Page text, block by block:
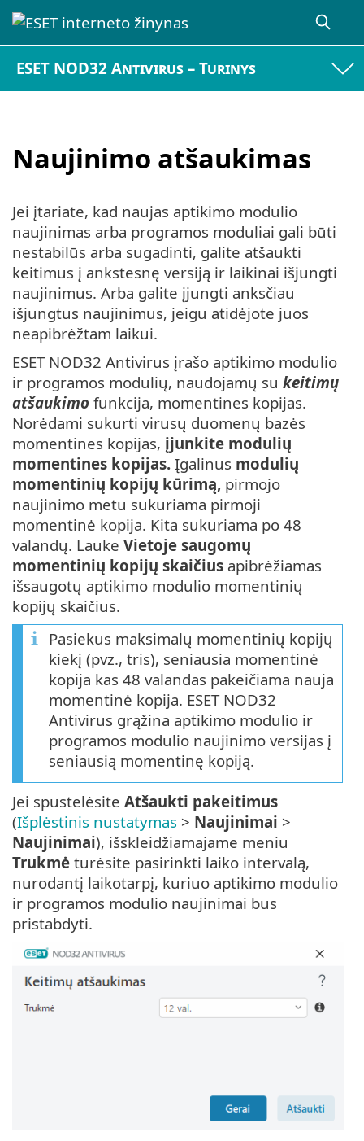
ESET NOD32 Antivirus – Turinys
Naujinimo atšaukimas
Jei įtariate, kad naujas aptikimo modulio
naujinimas arba programos moduliai gali būti
nestabilūs arba sugadinti, galite atšaukti
keitimus į ankstesnę versiją ir laikinai išjungti
naujinimus. Arba galite įjungti anksčiau
išjungtus naujinimus, jeigu atidėjote juos
neapibrėžtam laikui.
ESET NOD32 Antivirus įrašo aptikimo modulio
ir programos modulių, naudojamų su keitimų
atšaukimo funkcija, momentines kopijas.
Norėdami sukurti virusų duomenų bazės
momentines kopijas, įjunkite modulių
momentines kopijas. Įgalinus modulių
momentinių kopijų kūrimą, pirmojo
naujinimo metu sukuriama pirmoji
momentinė kopija. Kita sukuriama po 48
valandų. Lauke Vietoje saugomų
momentinių kopijų skaičius apibrėžiamas
išsaugotų aptikimo modulio momentinių
kopijų skaičius.
Pasiekus maksimalų momentinių kopijų
kiekį (pvz., tris), seniausia momentinė
kopija kas 48 valandas pakeičiama nauja
momentinė kopija. ESET NOD32
Antivirus grąžina aptikimo modulio ir
programos modulio naujinimo versijas į
seniausią momentinę kopiją.
Jei spustelėsite Atšaukti pakeitimus
(Išplėstinis nustatymas > Naujinimai >
Naujinimai), išskleidžiamajame meniu
Trukmė turėsite pasirinkti laiko intervalą,
nurodantį laikotarpį, kuriuo aptikimo modulio
ir programos modulio naujinimai bus
pristabdyti.